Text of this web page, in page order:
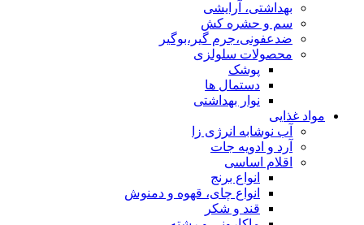
بهداشتی، آرایشی
سم و حشره کش
ضدعفونی،جرم گیر،بوگیر
محصولات سلولزی
پوشک
دستمال ها
نوار بهداشتی
مواد غذایی
آب نوشابه انرژی زا
آرد و ادویه جات
اقلام اساسی
انواع برنج
انواع چای، قهوه و دمنوش
قند و شکر